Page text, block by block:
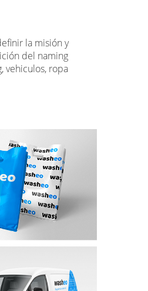
la misión y
del naming
vehiculos, ropa